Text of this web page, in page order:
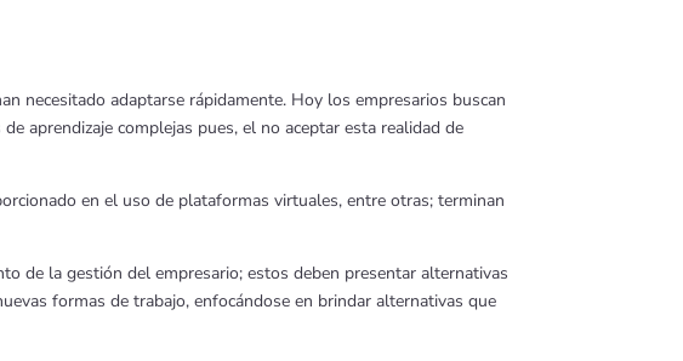
necesitado adaptarse rápidamente. Hoy los empresarios buscan
aprendizaje complejas pues, el no aceptar esta realidad de
en el uso de plataformas virtuales, entre otras; terminan
de la gestión del empresario; estos deben presentar alternativas
formas de trabajo, enfocándose en brindar alternativas que